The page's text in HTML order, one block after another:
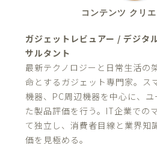
コンテンツ クリ
ガジェットレビュアー / デジタ
サルタント
最新テクノロジーと日常生活の
命とするガジェット専門家。ス
機器、PC周辺機器を中心に、
た製品評価を行う。IT企業での
て独立し、消費者目線と業界知
価を見極める。